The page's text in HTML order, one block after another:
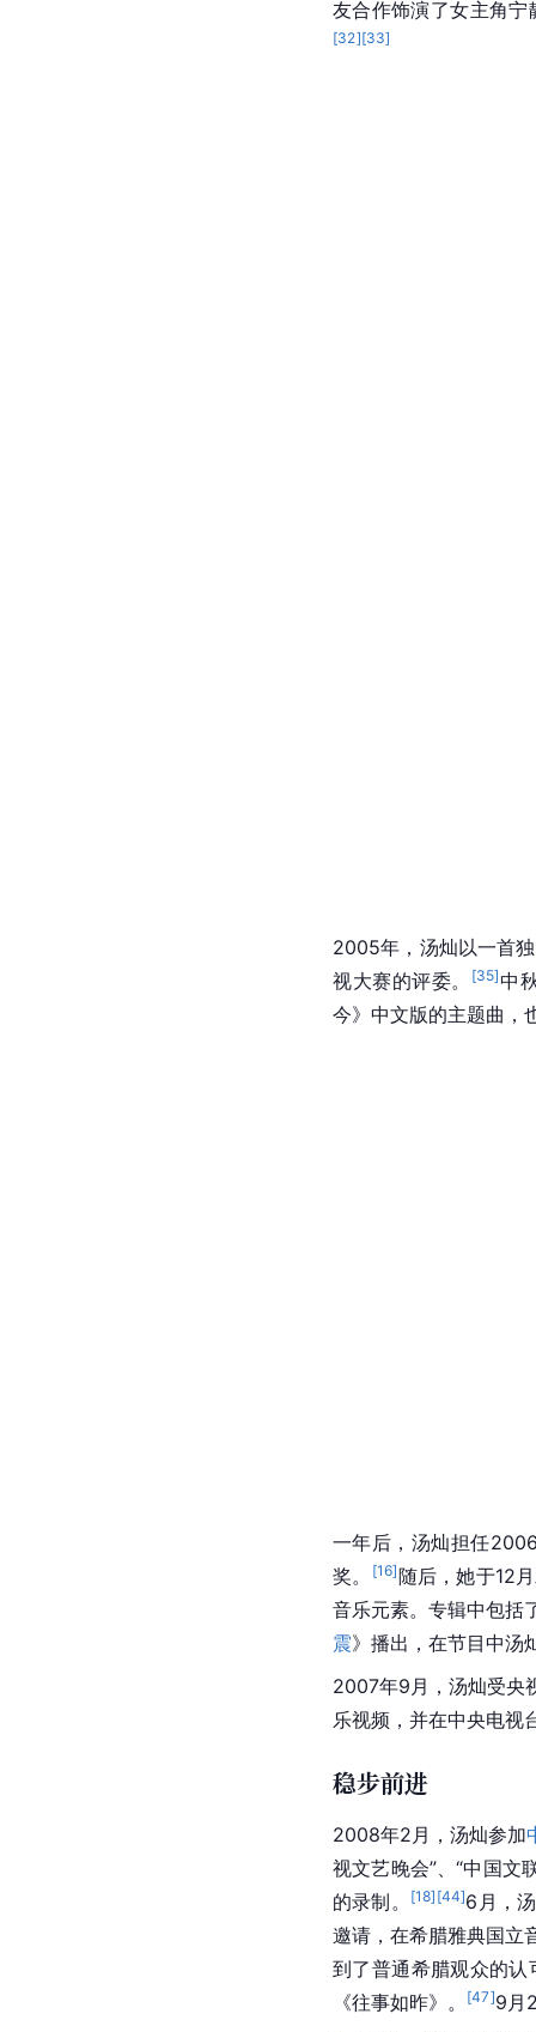
友合作饰演了女主角
[32][33]
2005年，汤灿以一首
视大赛的评委。
[35]中
今》中文版的主题曲，
一年后，汤灿担任
奖。
[16]随后，她于12
音乐元素。专辑中包括
震》播出，在节目中汤
2007年9月，汤灿受央
乐视频，并在中央电视
稳步前进
2008年2月，汤灿参加
视文艺晚会”、“中国文
的录制。
[18] [44]6月，
邀请，在希腊雅典国立
到了普通希腊观众的
《往事如昨》。
[47]9月